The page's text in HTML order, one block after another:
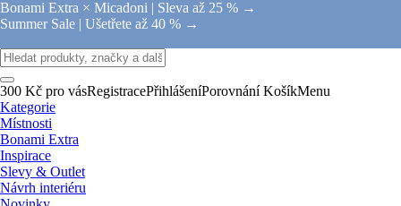
Bonami Extra × Micadoni | Sleva až 25 % →
Summer Sale | Ušetřete až 40 % →
300 Kč pro vásRegistracePřihlášeníPorovnání KošíkMenu
Kategorie
Místnosti
Bonami Extra
Inspirace
Slevy & Outlet
Návrh interiéru